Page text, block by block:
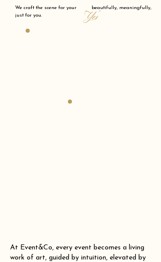
We craft the scene for your beautifully, meaningfully,
just for you.
"Yes"
At Event&Co, every event becomes a living
work of art, guided by intuition, elevated by